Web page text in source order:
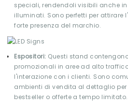
speciali, rendendoli visibili anche
illuminati. Sono perfetti per attirare
forte presenza del marchio.
Espositori: Questi stand
promozionali in aree ad alto
l'interazione con i clienti. Sono
ambienti di vendita al dettaglio
bestseller o offerte a tempo limitato.